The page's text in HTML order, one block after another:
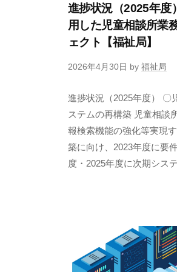
進捗状況（2025年度
用した児童相談所業
ェクト【福祉局】
2026年4月30日 by 福祉局
進捗状況（2025年度） 〇
ステムの再構築 児童相談
報検索機能の強化等実現
築に向け、2023年度に要
度・2025年度に次期シス